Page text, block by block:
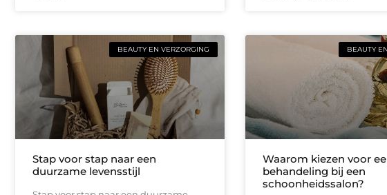
BEAUTY EN VERZORGING
Stap voor stap naar een
duurzame levensstijl
BEAUTY
Waarom kiezen voor
behandeling bij een
schoonheidssalon?